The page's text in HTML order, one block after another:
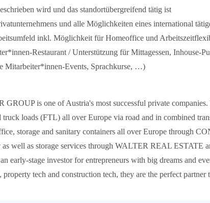
wird und das standortübergreifend tätig ist
und alle Möglichkeiten eines international
inkl. Möglichkeit für Homeoffice und
Restaurant / Unterstützung für Mittagessen, Inhouse-
Mitarbeiter*innen-Events, Sprachkurse, …)
is one of Austria's most successful private
loads (FTL) all over Europe via road and in combined
storage and sanitary containers all over Europe through
well as storage services through WALTER REAL ESTATE
stage investor for entrepreneurs with big dreams and
tech and construction tech, they are the perfect